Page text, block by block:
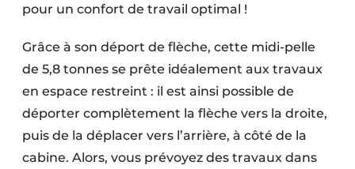
pour un confort de travail optimal !
Grâce à son déport de flèche, cette midi-pelle
de 5,8 tonnes se prête idéalement aux travaux
en espace restreint : il est ainsi possible de
déporter complètement la flèche vers la droite,
puis de la déplacer vers l’arrière, à côté de la
cabine. Alors, vous prévoyez des travaux dans